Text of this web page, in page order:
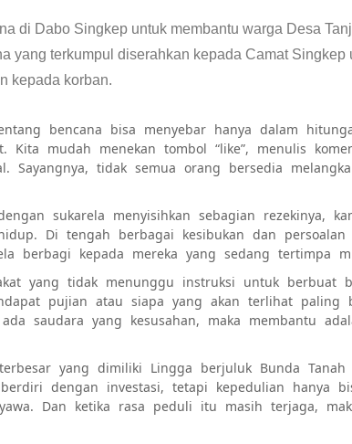
di Dabo Singkep untuk membantu warga Desa
yang terkumpul diserahkan kepada Camat Singkep
kepada korban.
bencana bisa menyebar hanya dalam
mudah menekan tombol “like”, menulis
tidak semua orang bersedia
sukarela menyisihkan sebagian rezekinya,
Di tengah berbagai kesibukan dan persoalan
berbagi kepada mereka yang sedang tertimpa
yang tidak menunggu instruksi untuk berbuat
pujian atau siapa yang akan terlihat paling
saudara yang kesusahan, maka membantu
yang dimiliki Lingga berjuluk Bunda Tanah
dengan investasi, tetapi kepedulian hanya
Dan ketika rasa peduli itu masih terjaga,